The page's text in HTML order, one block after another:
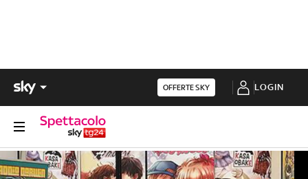
OFFERTE SKY LOGIN